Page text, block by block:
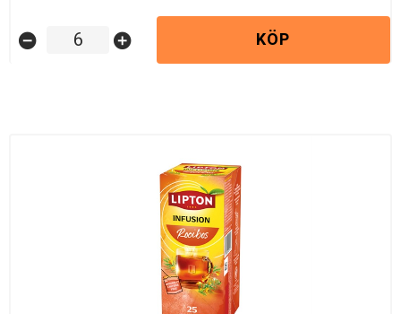
remove_circle add_circle KÖP